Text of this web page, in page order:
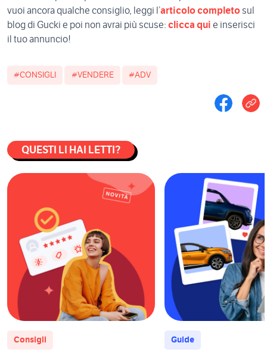
vuoi ancora qualche consiglio, leggi l’articolo completosul
blog di Gucki e poi non avrai più scuse: clicca qui e inserisci
il tuo annuncio!
#CONSIGLI #VENDERE #ADV
QUESTI LI HAI LETTI?
Consigli Guide